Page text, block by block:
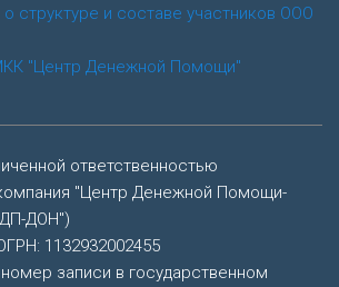
структуре и составе участников ООО
"Центр Денежной Помощи"
ответственностью
"Центр Денежной Помощи-
ДОН")
1132932002455
записи в государственном